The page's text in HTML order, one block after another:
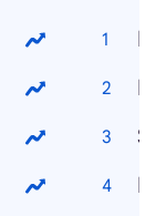
È
Si